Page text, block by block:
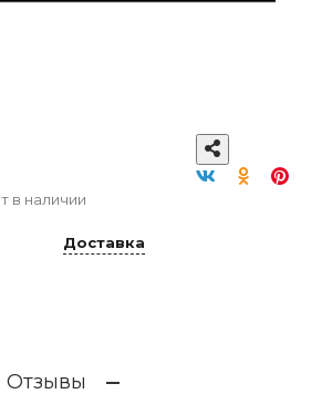
в наличии
Доставка
Отзывы